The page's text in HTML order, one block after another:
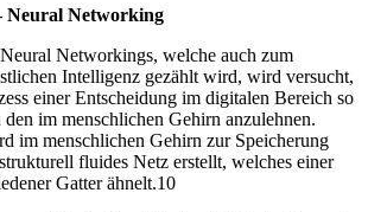
Neural Networking
Networkings, welche auch zum
Intelligenz gezählt wird, wird versucht,
einer Entscheidung im digitalen Bereich so
im menschlichen Gehirn anzulehnen.
im menschlichen Gehirn zur Speicherung
fluides Netz erstellt, welches einer
Gatter ähnelt.10